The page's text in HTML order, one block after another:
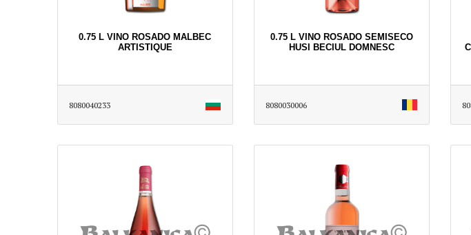
0.75 L VINO ROSADO MALBEC
ARTISTIQUE
8080040233
0.75 L VINO ROSADO SEMISECO
HUSI BECIUL DOMNESC
8080030006